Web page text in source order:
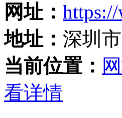
网址：
地址： 深圳
当前位置：
看详情